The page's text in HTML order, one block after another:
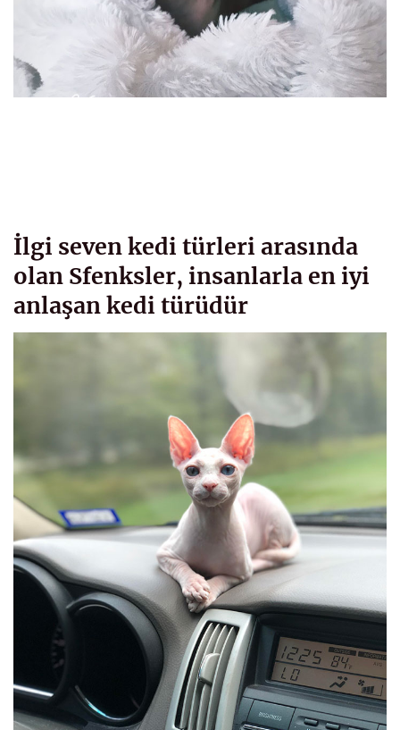
İlgi seven kedi türleri arasında
olan Sfenksler, insanlarla en iyi
anlaşan kedi türüdür